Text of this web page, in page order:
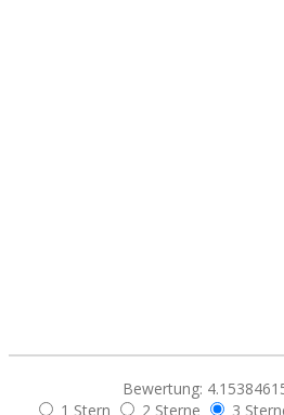
Bewertung:
1 Stern
2 Sterne 3